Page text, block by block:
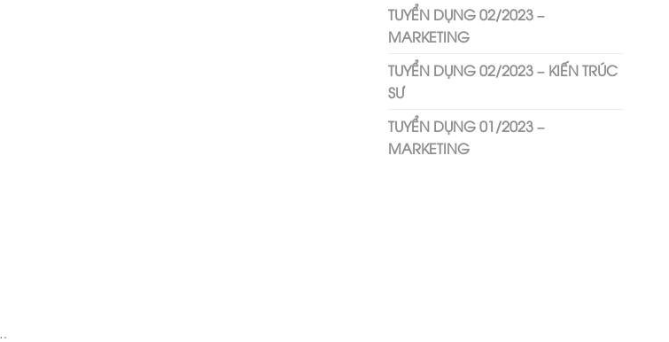
TUYỂN DỤNG 02/2023 –
MARKETING
TUYỂN DỤNG 02/2023 – KIẾN TRÚC
SƯ
TUYỂN DỤNG 01/2023 –
MARKETING